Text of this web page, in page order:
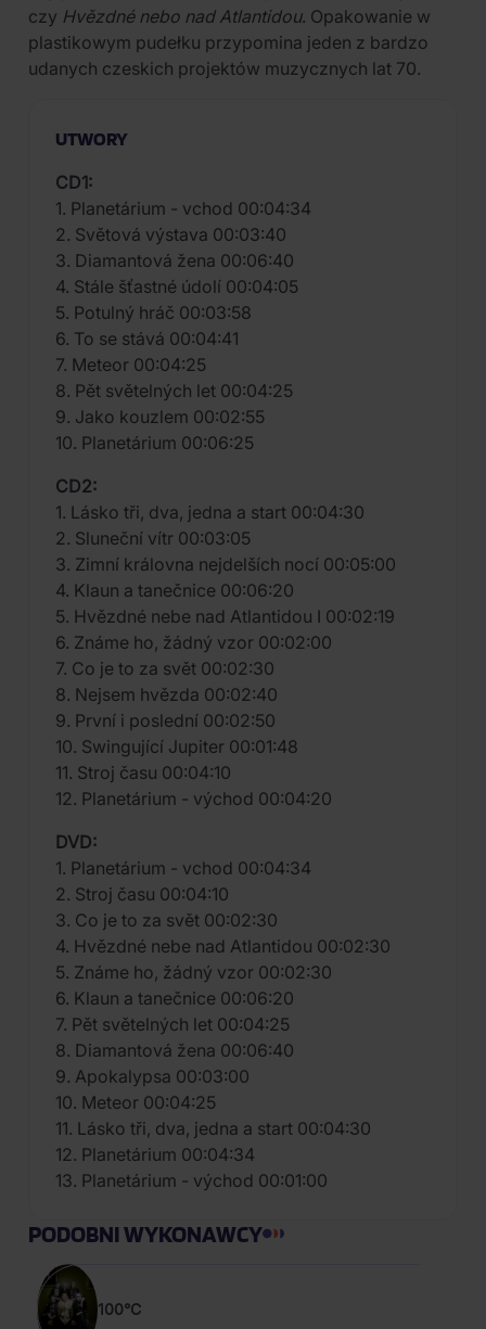
czy Hvězdné nebo nad Atlantidou. Opakowanie w
plastikowym pudełku przypomina jeden z bardzo
udanych czeskich projektów muzycznych lat 70.
UTWORY
CD1:
1. Planetárium - vchod 00:04:34
2. Světová výstava 00:03:40
3. Diamantová žena 00:06:40
4. Stále šťastné údolí 00:04:05
5. Potulný hráč 00:03:58
6. To se stává 00:04:41
7. Meteor 00:04:25
8. Pět světelných let 00:04:25
9. Jako kouzlem 00:02:55
10. Planetárium 00:06:25
CD2:
1. Lásko tři, dva, jedna a start 00:04:30
2. Sluneční vítr 00:03:05
3. Zimní královna nejdelších nocí 00:05:00
4. Klaun a tanečnice 00:06:20
5. Hvězdné nebe nad Atlantidou I 00:02:19
6. Známe ho, žádný vzor 00:02:00
7. Co je to za svět 00:02:30
8. Nejsem hvězda 00:02:40
9. První i poslední 00:02:50
10. Swingující Jupiter 00:01:48
11. Stroj času 00:04:10
12. Planetárium - východ 00:04:20
DVD:
1. Planetárium - vchod 00:04:34
2. Stroj času 00:04:10
3. Co je to za svět 00:02:30
4. Hvězdné nebe nad Atlantidou 00:02:30
5. Známe ho, žádný vzor 00:02:30
6. Klaun a tanečnice 00:06:20
7. Pět světelných let 00:04:25
8. Diamantová žena 00:06:40
9. Apokalypsa 00:03:00
10. Meteor 00:04:25
11. Lásko tři, dva, jedna a start 00:04:30
12. Planetárium 00:04:34
13. Planetárium - východ 00:01:00
PODOBNI WYKONAWCY
100°C